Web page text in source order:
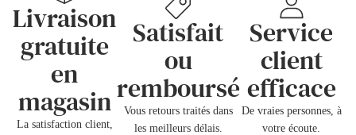
Livraison
gratuite
en
magasin
La satisfaction client,
Satisfait
ou
remboursé
Vous retours traités dans
les meilleurs délais.
Service
client
efficace
De vraies personnes, à
votre écoute.